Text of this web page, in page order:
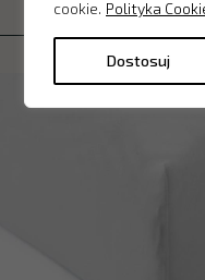
cookie. Polityka
Dostosuj